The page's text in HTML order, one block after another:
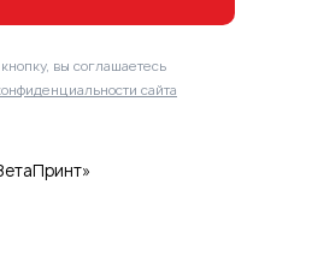
вы соглашаетесь
сайта